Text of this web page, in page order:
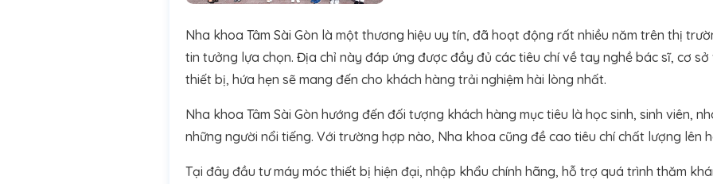
Nha khoa Tâm Sài Gòn là một thương hiệu uy tín, đã hoạt động rất nhiều năm trên thị
tin tưởng lựa chọn. Địa chỉ này đáp ứng được đầy đủ các tiêu chí về tay nghề bác sĩ, cơ
thiết bị, hứa hẹn sẽ mang đến cho khách hàng trải nghiệm hài lòng nhất.
Nha khoa Tâm Sài Gòn hướng đến đối tượng khách hàng mục tiêu là học sinh, sinh viên,
những người nổi tiếng. Với trường hợp nào, Nha khoa cũng đề cao tiêu chí chất lượng lên
Tại đây đầu tư máy móc thiết bị hiện đại, nhập khẩu chính hãng, hỗ trợ quá trình thăm